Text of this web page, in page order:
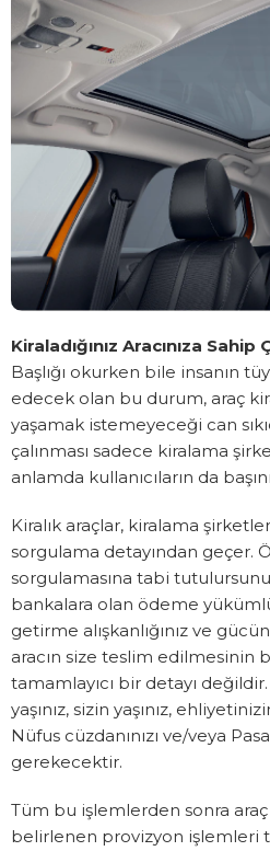
Kiraladığınız Aracınıza Sahip
Başlığı okurken bile insanın
edecek olan bu durum, araç
yaşamak istemeyeceği can
çalınması sadece kiralama
anlamda kullanıcıların da
Kiralık araçlar, kiralama
sorgulama detayından geçer.
sorgulamasına tabi
bankalara olan ödeme
getirme alışkanlığınız ve
aracın size teslim edilmesinin
tamamlayıcı bir detayı
yaşınız, sizin yaşınız,
Nüfus cüzdanınızı ve/veya
gerekecektir.
Tüm bu işlemlerden sonra
belirlenen provizyon işlemleri